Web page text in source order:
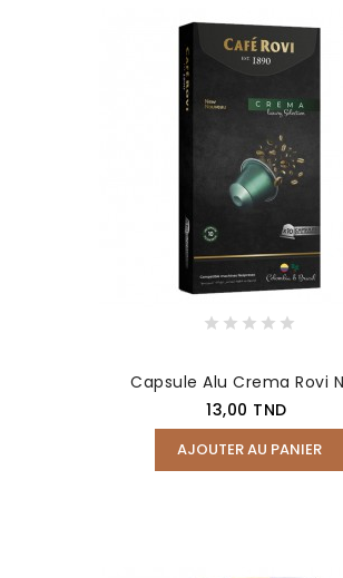
Capsule Alu Crema Rovi
Prix
13,00 TND
AJOUTER AU PANIER